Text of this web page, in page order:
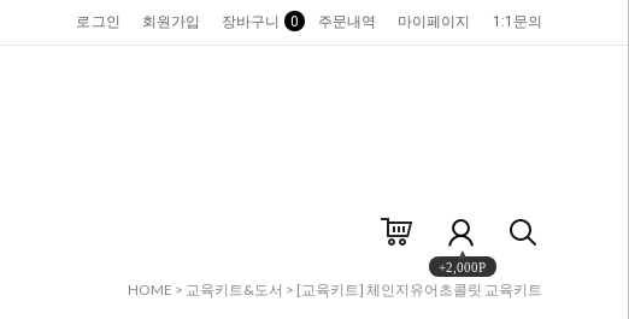
로그인 회원가입 장바구니 0 주문내역 마이페이지 1:1문의
+2,000P
HOME > 교육키트&도서 > [교육키트] 체인지유어초콜릿 교육키트